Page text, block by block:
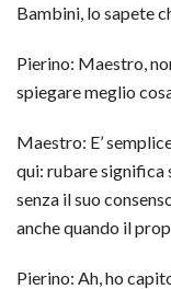
Bambini, lo sapete
Pierino: Maestro,
spiegare meglio
Maestro: E’
qui: rubare significa
senza il suo
anche quando il
Pierino: Ah, ho